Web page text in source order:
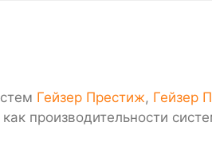
Гейзер Престиж, Гейзер
производительности